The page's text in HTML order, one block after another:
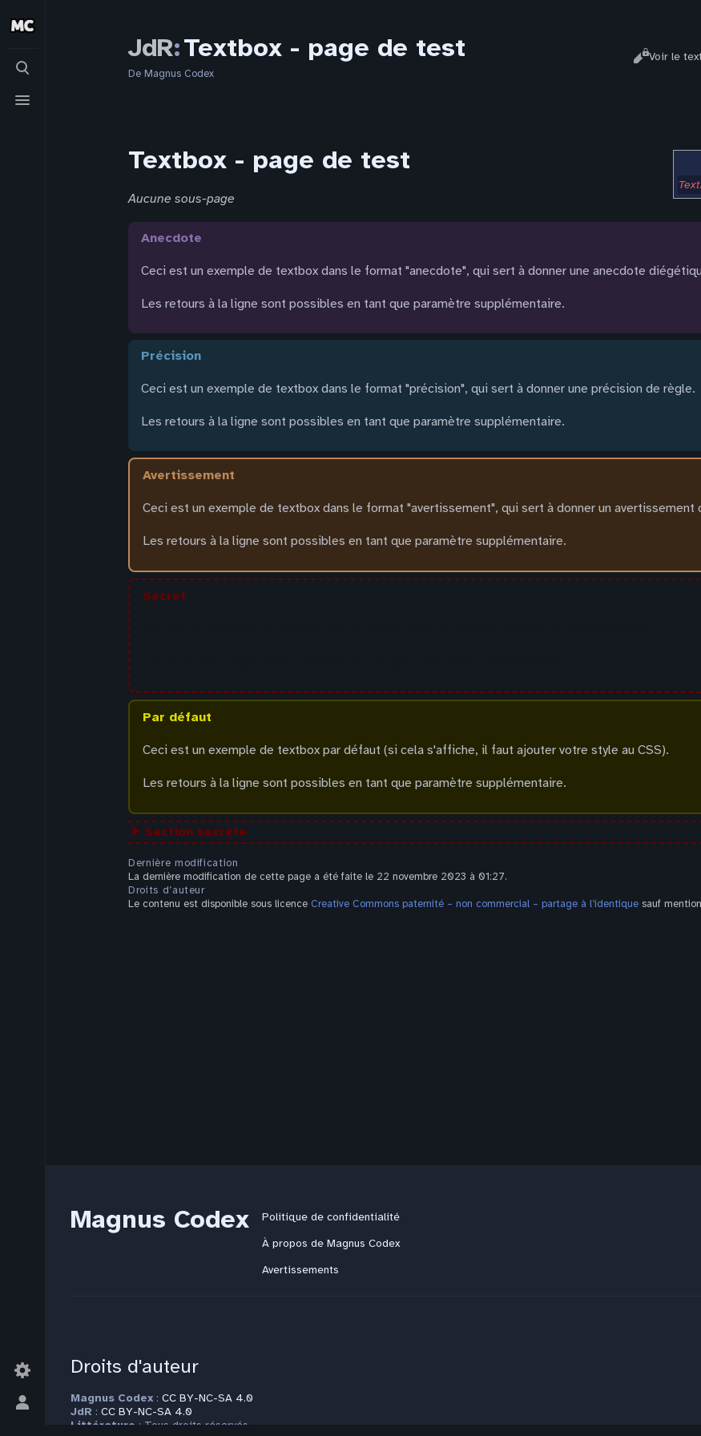
Basculer
recherche
Basculer
le
Basculer
JdR:Textbox - page de test
De Magnus Codex
Affichages
LireVoir le
Textbox - page de test
Aucune sous-page
anecdote
Ceci est un exemple de textbox dans le format "anecdote", qui sert à donner une anecdote
Les retours à la ligne sont possibles en tant que paramètre supplémentaire.
précision
Ceci est un exemple de textbox dans le format "précision", qui sert à donner une précision de règle.
Les retours à la ligne sont possibles en tant que paramètre supplémentaire.
avertissement
Ceci est un exemple de textbox dans le format "avertissement", qui sert à donner un avertissement
Les retours à la ligne sont possibles en tant que paramètre supplémentaire.
secret
par défaut
Ceci est un exemple de textbox par défaut (si cela s'affiche, il faut ajouter votre style au CSS).
Les retours à la ligne sont possibles en tant que paramètre supplémentaire.
⮞ Section secrète
Dernière modification
La dernière modification de cette page a été faite le 22 novembre 2023 à 01:27.
Droits d’auteur
Le contenu est disponible sous licence Creative Commons paternité – non commercial – partage à l’identique sauf
Magnus Codex
Politique de confidentialité
À propos de Magnus Codex
Avertissements
Droits d'auteur
Magnus Codex : CC BY-NC-SA 4.0
JdR : CC BY-NC-SA 4.0
Littérature : Tous droits réservés